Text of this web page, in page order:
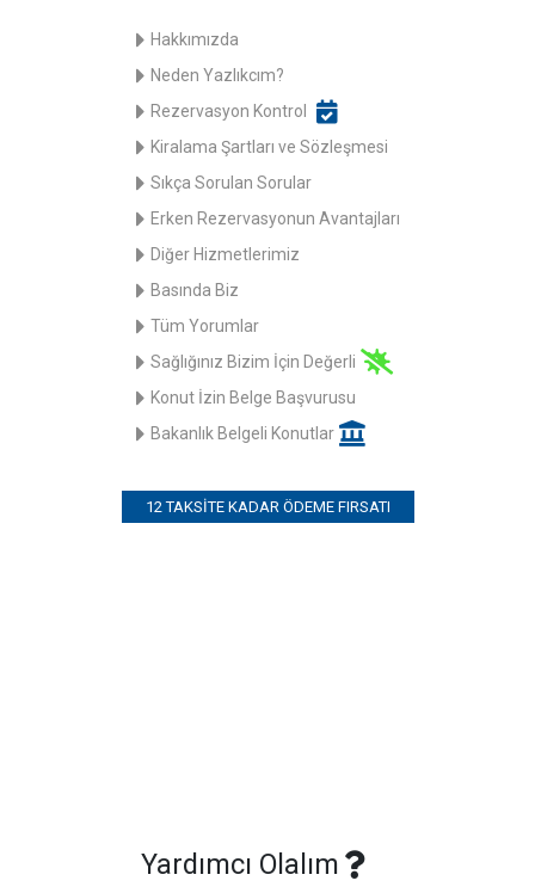
Hakkımızda
Neden Yazlıkcım?
Rezervasyon Kontrol
Kiralama Şartları ve Sözleşmesi
Sıkça Sorulan Sorular
Erken Rezervasyonun Avantajları
Diğer Hizmetlerimiz
Basında Biz
Tüm Yorumlar
Sağlığınız Bizim İçin Değerli
Konut İzin Belge Başvurusu
Bakanlık Belgeli Konutlar
12 TAKSITE KADAR ÖDEME FIRSATI
Yardımcı Olalım